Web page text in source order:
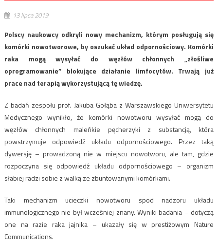
13 lipca 2019
Polscy naukowcy odkryli nowy mechanizm, którym posługują się
komórki nowotworowe, by oszukać układ odpornościowy. Komórki
raka mogą wysyłać do węzłów chłonnych „złośliwe
oprogramowanie” blokujące działanie limfocytów. Trwają już
prace nad terapią wykorzystującą tę wiedzę.
Z badań zespołu prof. Jakuba Gołąba z Warszawskiego Uniwersytetu
Medycznego wynikło, że komórki nowotworu wysyłać mogą do
węzłów chłonnych maleńkie pęcherzyki z substancją, która
powstrzymuje odpowiedź układu odpornościowego. Przez taką
dywersję – prowadzoną nie w miejscu nowotworu, ale tam, gdzie
rozpoczyna się odpowiedź układu odpornościowego – organizm
słabiej radzi sobie z walką ze zbuntowanymi komórkami.
Taki mechanizm ucieczki nowotworu spod nadzoru układu
immunologicznego nie był wcześniej znany. Wyniki badania – dotyczą
one na razie raka jajnika – ukazały się w prestiżowym Nature
Communications.